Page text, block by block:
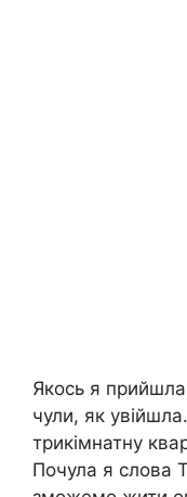
Якось я
чули, як
трикімнатну
Почула я слова